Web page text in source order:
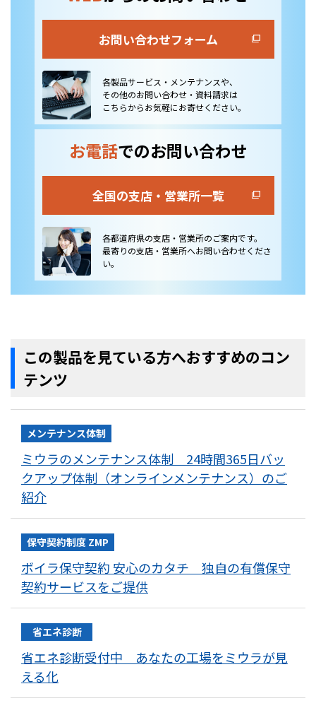
お問い合わせフォーム
各製品サービス・メンテナンスや、
その他のお問い合わせ・資料請求は
こちらからお気軽にお寄せください。
お電話でのお問い合わせ
全国の支店・営業所一覧
各都道府県の支店・営業所のご案内です。
最寄りの支店・営業所へお問い合わせくださ
い。
この製品を見ている方へおすすめのコン
テンツ
メンテナンス体制
ミウラのメンテナンス体制 24時間365日バッ
クアップ体制（オンラインメンテナンス）のご
紹介
保守契約制度 ZMP
ボイラ保守契約 安心のカタチ 独自の有償保守
契約サービスをご提供
省エネ診断
省エネ診断受付中 あなたの工場をミウラが見
える化